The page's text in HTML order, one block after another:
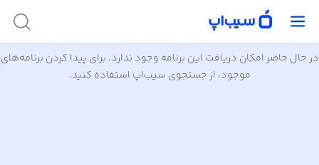
در حال حاضر امکان دریافت این برنامه وجود ندارد. برای پیدا کردن برنامه‌های
موجود، از جستجوی سیب‌اپ استفاده کنید.